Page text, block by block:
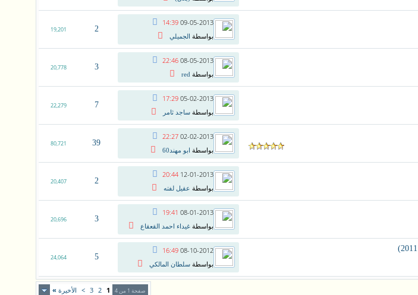
09-05-2013
14:39
بواسطة الجميلي
2
19,201
08-05-2013
22:46
بواسطة red
3
20,778
05-02-2013
17:29
بواسطة ساجد ثامر
7
22,279
02-02-2013
22:27
بواسطة ابو مهند60
39
80,721
12-01-2013
20:44
بواسطة عقيل لفته
2
20,407
08-01-2013
19:41
بواسطة غيداء احمد القعقاع
3
20,696
08-10-2012
16:49
بواسطة سلطان المالكي
5
24,064
صفحة 1 من 4 1
2
3
> الأخيرة »